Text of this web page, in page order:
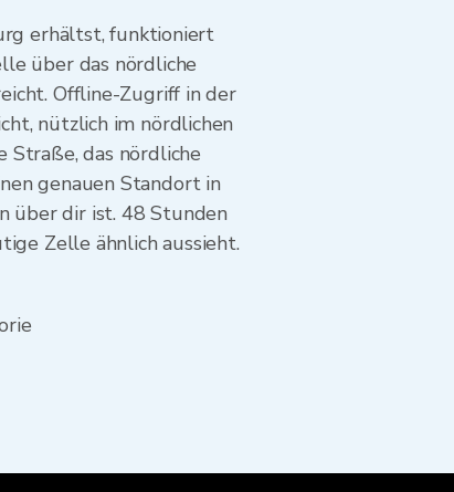
erhältst, funktioniert
über das nördliche
Offline-Zugriff in der
nützlich im nördlichen
Straße, das nördliche
genauen Standort in
über dir ist. 48 Stunden
Zelle ähnlich aussieht.